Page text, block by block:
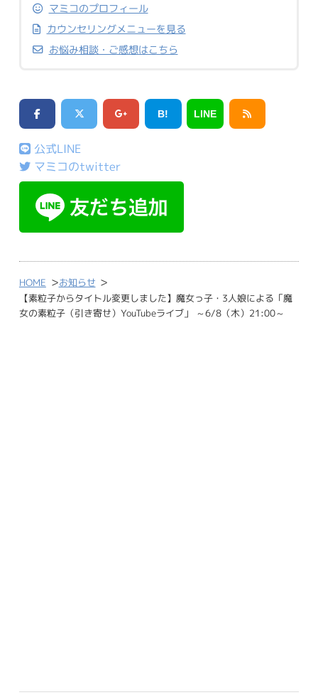
マミコのプロフィール
カウンセリングメニューを見る
お悩み相談・ご感想はこちら
B! LINE
公式LINE
マミコのtwitter
HOME >お知らせ >
【素粒子からタイトル変更しました】魔女っ子・3人娘による「魔
女の素粒子（引き寄せ）YouTubeライブ」 ～6/8（木）21:00～